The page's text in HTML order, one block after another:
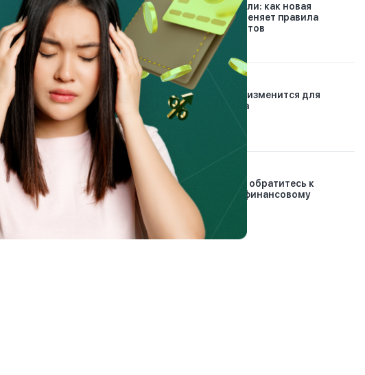
свою
Конец долговой спирали: как новая
платформа Finkelisim меняет правила
урегулирования кредитов
21.01.2026
Автострахование: что изменится для
водителей с 2026 года
30.12.2024
Проблемные кредиты: обратитесь к
банковскому и микрофинансовому
омбудсманам